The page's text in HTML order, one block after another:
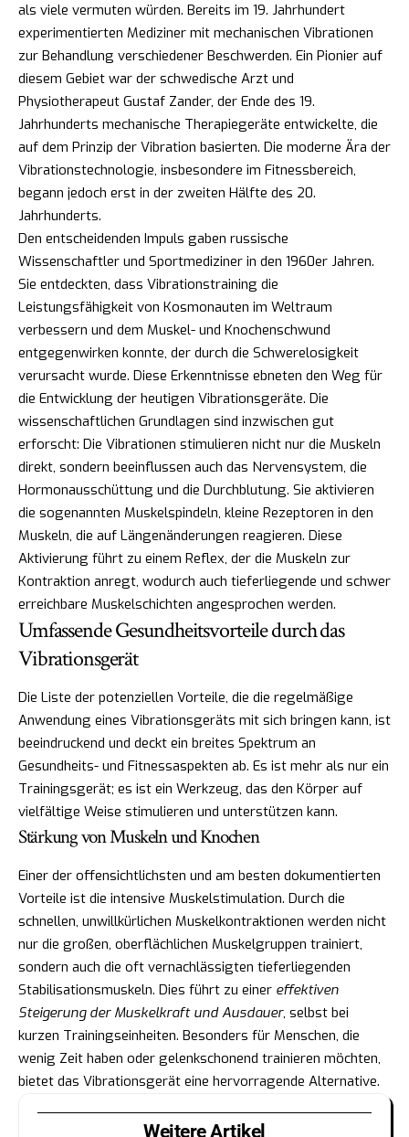
als viele vermuten würden. Bereits im 19. Jahrhundert
experimentierten Mediziner mit mechanischen Vibrationen
zur Behandlung verschiedener Beschwerden. Ein Pionier auf
diesem Gebiet war der schwedische Arzt und
Physiotherapeut Gustaf Zander, der Ende des 19.
Jahrhunderts mechanische Therapiegeräte entwickelte, die
auf dem Prinzip der Vibration basierten. Die moderne Ära der
Vibrationstechnologie, insbesondere im Fitnessbereich,
begann jedoch erst in der zweiten Hälfte des 20.
Jahrhunderts.
Den entscheidenden Impuls gaben russische
Wissenschaftler und Sportmediziner in den 1960er Jahren.
Sie entdeckten, dass Vibrationstraining die
Leistungsfähigkeit von Kosmonauten im Weltraum
verbessern und dem Muskel- und Knochenschwund
entgegenwirken konnte, der durch die Schwerelosigkeit
verursacht wurde. Diese Erkenntnisse ebneten den Weg für
die Entwicklung der heutigen Vibrationsgeräte. Die
wissenschaftlichen Grundlagen sind inzwischen gut
erforscht: Die Vibrationen stimulieren nicht nur die Muskeln
direkt, sondern beeinflussen auch das Nervensystem, die
Hormonausschüttung und die Durchblutung. Sie aktivieren
die sogenannten Muskelspindeln, kleine Rezeptoren in den
Muskeln, die auf Längenänderungen reagieren. Diese
Aktivierung führt zu einem Reflex, der die Muskeln zur
Kontraktion anregt, wodurch auch tieferliegende und schwer
erreichbare Muskelschichten angesprochen werden.
Umfassende Gesundheitsvorteile durch das
Vibrationsgerät
Die Liste der potenziellen Vorteile, die die regelmäßige
Anwendung eines Vibrationsgeräts mit sich bringen kann, ist
beeindruckend und deckt ein breites Spektrum an
Gesundheits- und Fitnessaspekten ab. Es ist mehr als nur ein
Trainingsgerät; es ist ein Werkzeug, das den Körper auf
vielfältige Weise stimulieren und unterstützen kann.
Stärkung von Muskeln und Knochen
Einer der offensichtlichsten und am besten dokumentierten
Vorteile ist die intensive Muskelstimulation. Durch die
schnellen, unwillkürlichen Muskelkontraktionen werden nicht
nur die großen, oberflächlichen Muskelgruppen trainiert,
sondern auch die oft vernachlässigten tieferliegenden
Stabilisationsmuskeln. Dies führt zu einer effektiven
Steigerung der Muskelkraft und Ausdauer, selbst bei
kurzen Trainingseinheiten. Besonders für Menschen, die
wenig Zeit haben oder gelenkschonend trainieren möchten,
bietet das Vibrationsgerät eine hervorragende Alternative.
Weitere Artikel